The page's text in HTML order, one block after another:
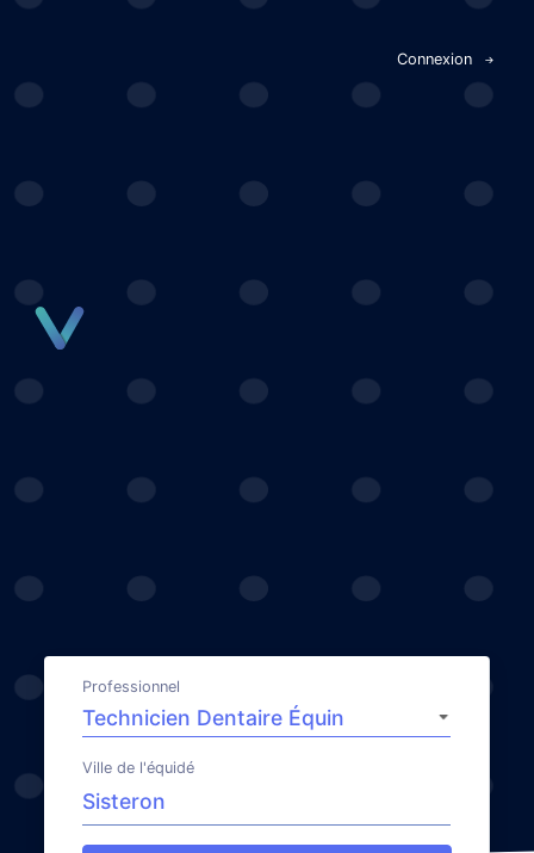
Connexion
Professionnel
Ville de l'équidé